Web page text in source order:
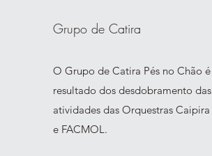
Grupo de Catira
O Grupo de Catira Pés no Chão é
resultado dos desdobramento das
atividades das Orquestras Caipira
e FACMOL.